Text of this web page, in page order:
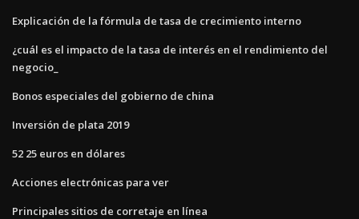
Explicación de la fórmula de tasa de crecimiento interno
¿cuál es el impacto de la tasa de interés en el rendimiento del
negocio_
Bonos especiales del gobierno de china
Inversión de plata 2019
52 25 euros en dólares
Acciones electrónicas para ver
Principales sitios de corretaje en línea